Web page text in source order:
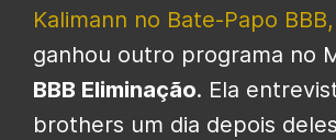
Kalimann no Bate-Papo BBB,
ganhou outro programa no
BBB Eliminação. Ela
brothers um dia depois